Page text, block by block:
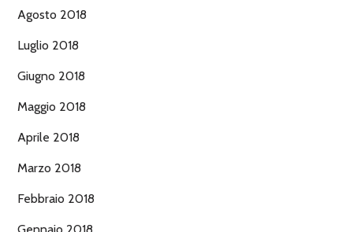
Agosto 2018
Luglio 2018
Giugno 2018
Maggio 2018
Aprile 2018
Marzo 2018
Febbraio 2018